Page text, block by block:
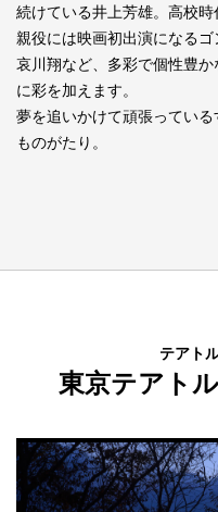
続けている井上芳雄。高校
親役には映画初出演になる
哀川翔など、多彩で個性豊
に彩を加えます。
夢を追いかけて頑張ってい
ものがたり。
テアト
東京テアト